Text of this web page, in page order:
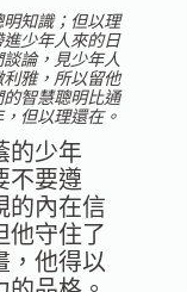
知識；但以理
少年人來的日
論，見少年人
雅，所以留他
智慧聰明比通
但以理還在。
的少年
不要遵
的內在信
他守住了
，他得以